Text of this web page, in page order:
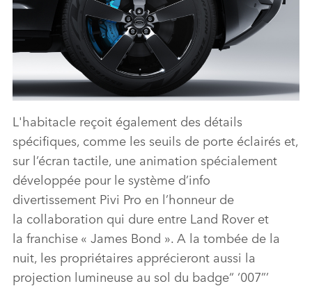
EXTERIOR DETAIL ‑ DEFENDER V8 BOND EDITION
TÉLÉCHARGER
L'habitacle reçoit également des détails
spécifiques, comme les seuils de porte éclairés et,
sur l’écran tactile, une animation spécialement
développée pourle système d’info
divertissement Pivi Pro en l’honneur de
la collaboration qui dure entre Land Roveret
la franchise« James Bond ».A la tombée de la
nuit, les propriétaires apprécieront aussi la
projection lumineuse au sol du badge“ ‘007”’